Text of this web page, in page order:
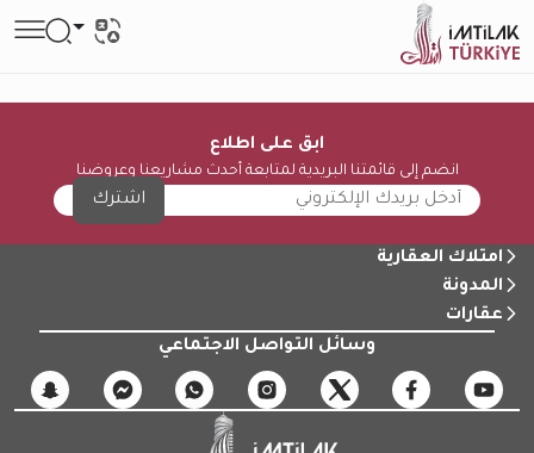
ابق على اطلاع
انضم إلى قائمتنا البريدية لمتابعة أحدث مشاريعنا وعروضنا
اشترك
امتلاك العقارية
المدونة
عقارات
وسائل التواصل الاجتماعي